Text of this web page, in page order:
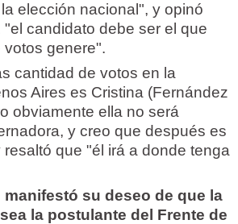
elección nacional", y opinó
"el candidato debe ser el que
genere".
cantidad de votos en la
Aires es Cristina (Fernández
obviamente ella no será
y creo que después es
que "él irá a donde tenga
su deseo de que la
la postulante del Frente de